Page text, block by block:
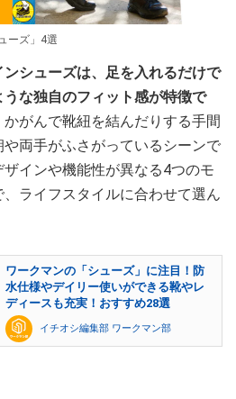
ーズ」4選
シューズは、足を入れるだけで
な独自のフィット感が特徴で
がんで靴紐を結んだりする手間
両手がふさがっているシーンで
インや機能性が異なる4つのモ
ライフスタイルに合わせて選ん
ワークマンの「シューズ」に注目！防
水仕様やデイリー使いができる靴やレ
ディースも充実！おすすめ28選
イチオシ編集部 ワークマン部